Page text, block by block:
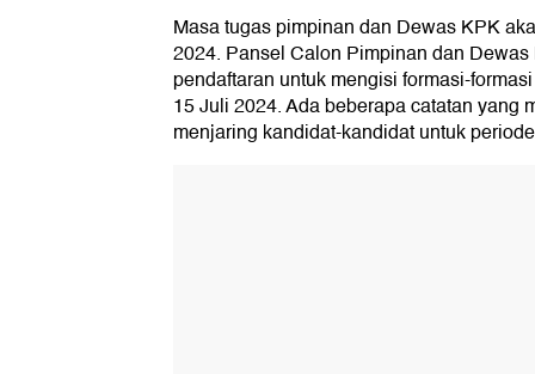
Masa tugas pimpinan dan Dewas KPK
2024. Pansel Calon Pimpinan dan
pendaftaran untuk mengisi formasi-
15 Juli 2024. Ada beberapa catatan yang
menjaring kandidat-kandidat untuk